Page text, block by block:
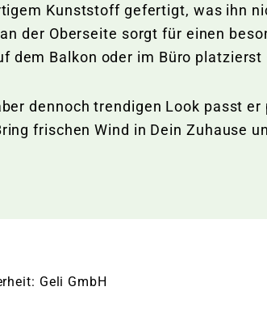
Kunststoff gefertigt, was ihn
der Oberseite sorgt für einen
dem Balkon oder im Büro
dennoch trendigen Look passt
frischen Wind in Dein Zuhause
Geli GmbH